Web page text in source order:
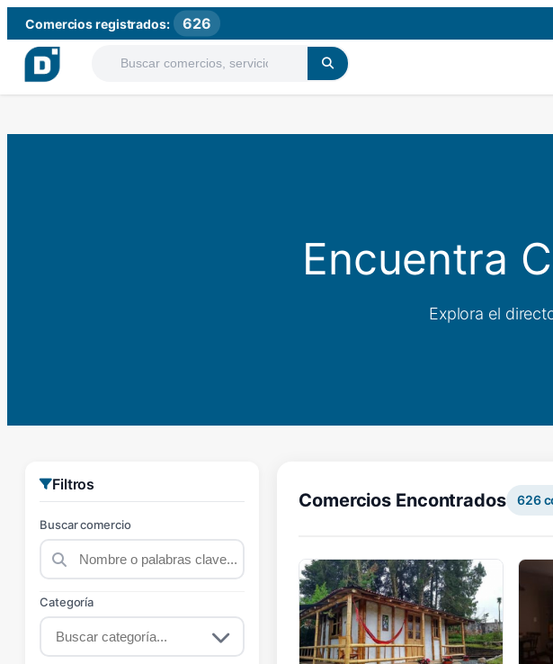
Comercios registrados: 626
Encuentra
Explora el
Filtros
Buscar comercio
Categoría
Comercios Encontrados 626